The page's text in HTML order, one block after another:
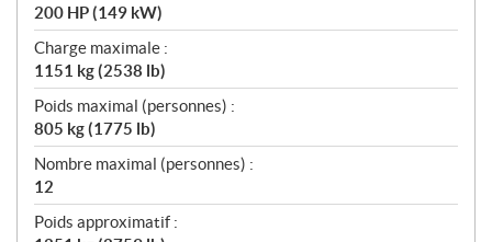
200 HP (149 kW)
Charge maximale :
1151 kg (2538 lb)
Poids maximal (personnes) :
805 kg (1775 lb)
Nombre maximal (personnes) :
12
Poids approximatif :